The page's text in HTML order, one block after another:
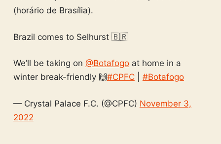
(horário de Brasília).
Brazil comes to Selhurst 🇧🇷
We’ll be taking on @Botafogoat home in a
winter break-friendly 🙌#CPFC| #Botafogo
— Crystal Palace F.C. (@CPFC) November 3,
2022